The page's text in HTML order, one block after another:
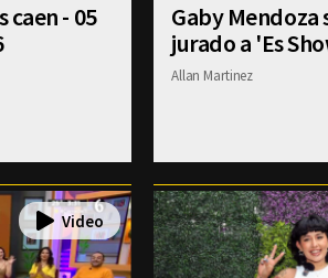
caen - 05
Gaby Mendoza
jurado a 'Es
Allan Martinez